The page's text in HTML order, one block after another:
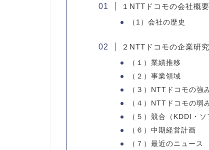
１NTTドコモの会社概要
（1）会社の歴史
２NTTドコモの企業研究
（１）業績推移
（２）事業領域
（３）NTTドコモの強
（４）NTTドコモの弱
（５）競合（KDDI・
（６）中期経営計画
（７）最近のニュース